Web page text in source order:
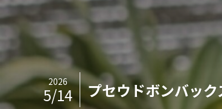
プセウドボンバッ
2026
5/14